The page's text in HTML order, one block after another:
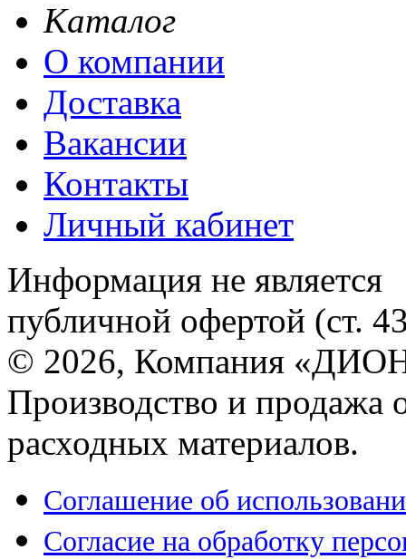
Каталог
О компании
Доставка
Вакансии
Контакты
Личный кабинет
Информация не является
публичной офертой (ст.
© 2026, Компания
Производство и продажа
расходных материалов.
Соглашение об
Согласие на обработку